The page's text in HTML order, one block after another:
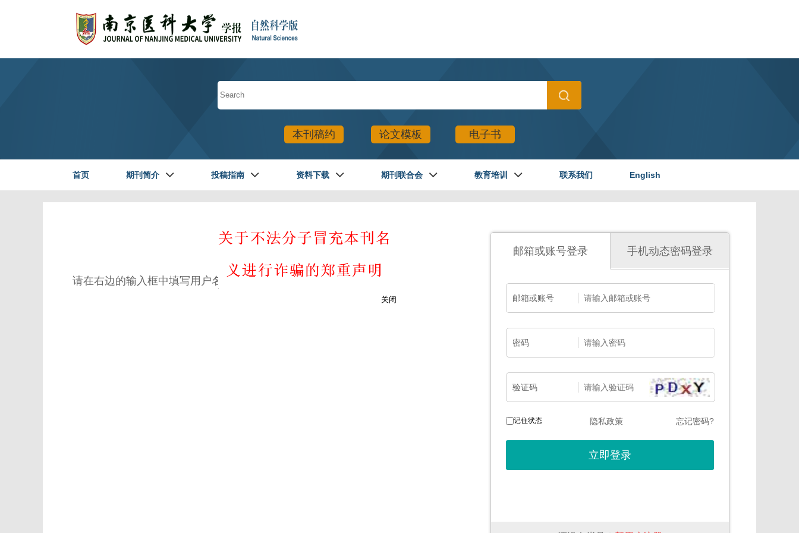
本刊稿约 论文模板 电子书
首页 期刊简介 投稿指南 资料下载 期刊联合会 教育培训 联系我们 English
读者登录
请在右边的输入框中填写用户名和密码。
邮箱或账号登录 手机动态密码登录
邮箱或账号
密码
验证码
记住状态 隐私政策 忘记密码?